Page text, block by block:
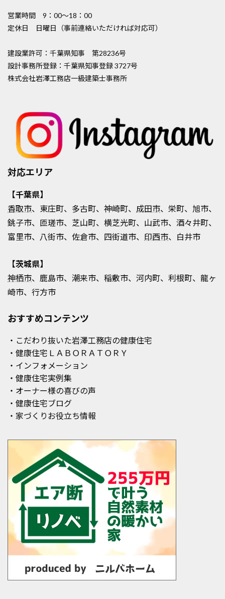
営業時間 9：00〜18：00
定休日 日曜日（事前連絡いただければ対応可）
建設業許可：千葉県知事 第28236号
設計事務所登録：千葉県知事登録 3727号
株式会社岩澤工務店一級建築士事務所
対応エリア
【千葉県】
香取市、東庄町、多古町、神崎町、 成田市、栄町、旭市、
銚子市、匝瑳市、芝山町、横芝光町、山武市、酒々井町、
富里市、八街市、佐倉市、四街道市、 印西市、白井市
【茨城県】
神栖市、鹿島市、潮来市、稲敷市、河内町、利根町、龍ヶ
崎市、行方市
おすすめコンテンツ
・こだわり抜いた岩澤工務店の健康住宅
・健康住宅ＬＡＢＯＲＡＴＯＲＹ
・インフォメーション
・健康住宅実例集
・オーナー様の喜びの声
・健康住宅ブログ
・家づくりお役立ち情報